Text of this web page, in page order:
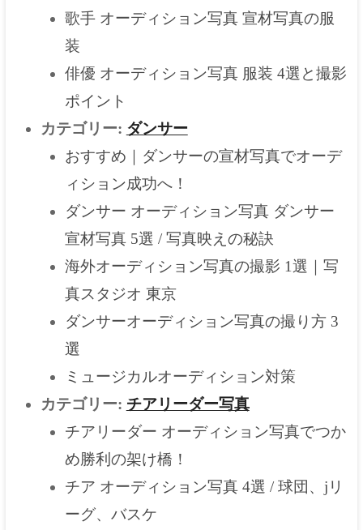
歌手 オーディション写真 宣材写真の服
装
俳優 オーディション写真 服装 4選と撮影
ポイント
カテゴリー: ダンサー
おすすめ｜ダンサーの宣材写真でオーデ
ィション成功へ！
ダンサー オーディション写真 ダンサー
宣材写真 5選 / 写真映えの秘訣
海外オーディション写真の撮影 1選｜写
真スタジオ 東京
ダンサーオーディション写真の撮り方 3
選
ミュージカルオーディション対策
カテゴリー: チアリーダー写真
チアリーダー オーディション写真でつか
め勝利の架け橋！
チア オーディション写真 4選 / 球団、jリ
ーグ、バスケ